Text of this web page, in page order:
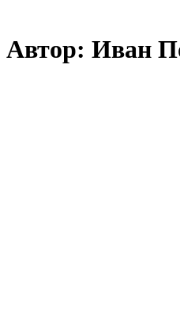
Автор: Иван